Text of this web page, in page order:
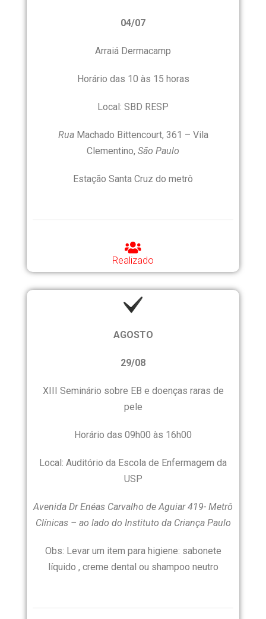
04/07
Arraiá Dermacamp
Horário das 10 às 15 horas
Local: SBD RESP
RuaMachado Bittencourt, 361 – Vila
Clementino, São Paulo
Estação Santa Cruz do metrô
Realizado
AGOSTO
29/08
XIII Seminário sobre EB e doenças raras de
pele
Horário das 09h00 às 16h00
Local: Auditório da Escola de Enfermagem da
USP
Avenida Dr Enéas Carvalho de Aguiar 419- Metrô
Clínicas – ao lado do Instituto da Criança Paulo
Obs: Levar um item para higiene: sabonete
líquido , creme dental ou shampoo neutro